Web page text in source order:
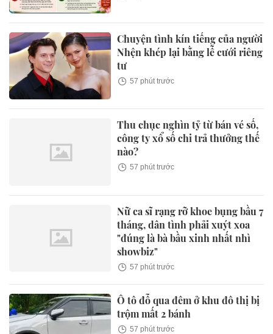
Chuyện tình kín tiếng của người
Nhện khép lại bằng lễ cưới riêng
tư
57 phút trước
Thu chục nghìn tỷ từ bán vé số,
công ty xổ số chi trả thưởng thế
nào?
57 phút trước
Nữ ca sĩ rạng rỡ khoe bụng bầu 7
tháng, dân tình phải xuýt xoa
"đúng là bà bầu xinh nhất nhì
showbiz"
57 phút trước
Ô tô đỗ qua đêm ở khu đô thị bị
trộm mất 2 bánh
57 phút trước